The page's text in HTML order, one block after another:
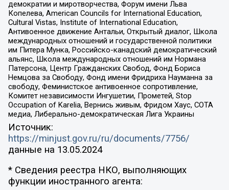
демократии и миротворчества, Форум имени Льва
Копелева, American Councils for International Education,
Cultural Vistas, Institute of International Education,
Антивоенное движение Антальи, Открытый диалог, Школа
международных отношений и государственной политики
им Питера Мунка, Российско-канадский демократический
альянс, Школа международных отношений им Нормана
Патерсона, Центр Гражданских Свобод, Фонд Бориса
Немцова за Свободу, Фонд имени Фридриха Науманна за
свободу, Феминистское антивоенное сопротивление,
Комитет независимости Ингушетии, Прометей, Stop
Occupation of Karelia, Вернись живым, Фридом Хаус, СОТА
медиа, Либерально-демократическая Лига Украины
Источник:
https://minjust.gov.ru/ru/documents/7756/
данные на 13.05.2024
* Сведения реестра НКО, выполняющих
функции иностранного агента: